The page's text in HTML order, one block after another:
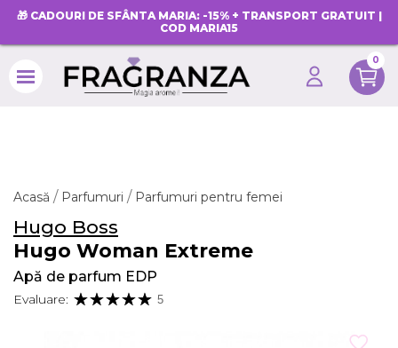
🎁 CADOURI DE SFÂNTA MARIA: -15% + TRANSPORT GRATUIT |
COD MARIA15
0
Acasă Parfumuri Parfumuri pentru femei
Hugo Boss
Hugo Woman Extreme
Apă de parfum EDP
Evaluare: 5